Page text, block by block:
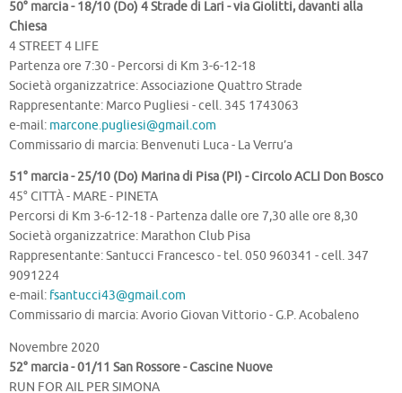
50° marcia - 18/10 (Do) 4 Strade di Lari - via Giolitti, davanti alla
Chiesa
4 STREET 4 LIFE
Partenza ore 7:30 - Percorsi di Km 3-6-12-18
Società organizzatrice: Associazione Quattro Strade
Rappresentante: Marco Pugliesi - cell. 345 1743063
e-mail: marcone.pugliesi@gmail.com
Commissario di marcia: Benvenuti Luca - La Verru’a
51° marcia - 25/10 (Do) Marina di Pisa (PI) - Circolo ACLI Don Bosco
45° CITTÀ - MARE - PINETA
Percorsi di Km 3-6-12-18 - Partenza dalle ore 7,30 alle ore 8,30
Società organizzatrice: Marathon Club Pisa
Rappresentante: Santucci Francesco - tel. 050 960341 - cell. 347
9091224
e-mail: fsantucci43@gmail.com
Commissario di marcia: Avorio Giovan Vittorio - G.P. Acobaleno
Novembre 2020
52° marcia - 01/11 San Rossore - Cascine Nuove
RUN FOR AIL PER SIMONA